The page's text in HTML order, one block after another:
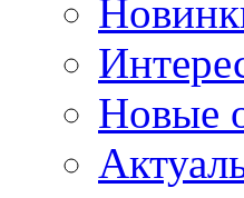
Новые